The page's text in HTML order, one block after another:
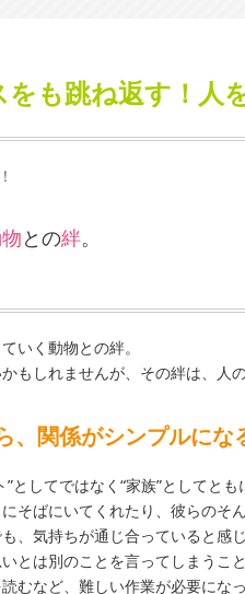
も跳ね返す！人
との絆。
いく動物との絆。
もしれませんが、その絆は、人
、関係がシンプルにな
としてではなく“家族”としてと
そばにいてくれたり、彼らのそ
、気持ちが通じ合っていると感
とは別のことを言ってしまうこ
むなど、難しい作業が必要にな